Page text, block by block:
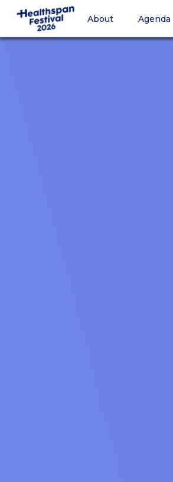
About Agenda